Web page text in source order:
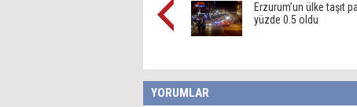
Erzurum’un ülke taşıt
yüzde 0.5 oldu
YORUMLAR